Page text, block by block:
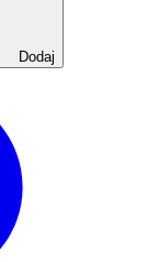
Dodaj